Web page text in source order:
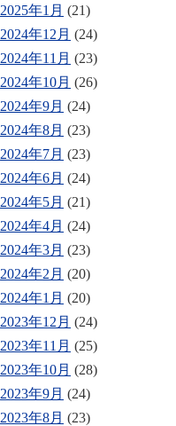
2025年1月 (21)
2024年12月 (24)
2024年11月 (23)
2024年10月 (26)
2024年9月 (24)
2024年8月 (23)
2024年7月 (23)
2024年6月 (24)
2024年5月 (21)
2024年4月 (24)
2024年3月 (23)
2024年2月 (20)
2024年1月 (20)
2023年12月 (24)
2023年11月 (25)
2023年10月 (28)
2023年9月 (24)
2023年8月 (23)